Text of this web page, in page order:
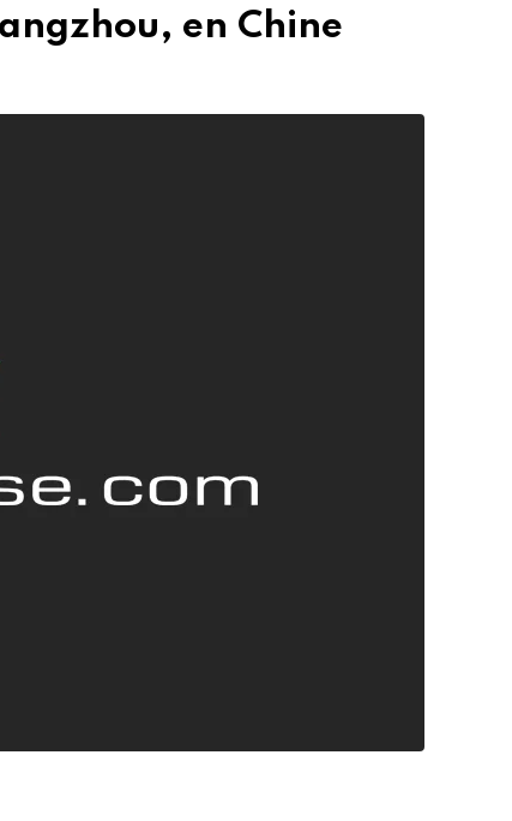
en Chine